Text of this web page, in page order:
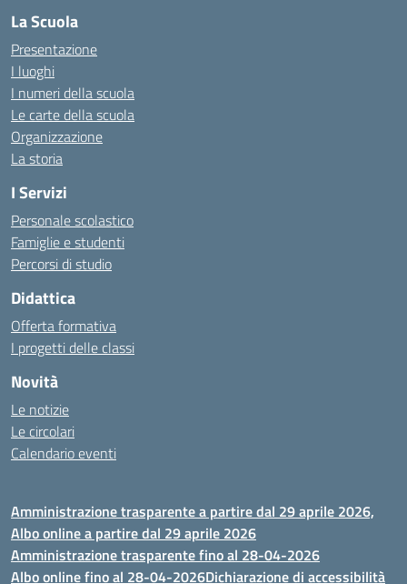
La Scuola
Presentazione
I luoghi
I numeri della scuola
Le carte della scuola
Organizzazione
La storia
I Servizi
Personale scolastico
Famiglie e studenti
Percorsi di studio
Didattica
Offerta formativa
I progetti delle classi
Novità
Le notizie
Le circolari
Calendario eventi
Amministrazione trasparente a partire dal 29 aprile 2026,
Albo online a partire dal 29 aprile 2026
Amministrazione trasparente fino al 28-04-2026
Albo online fino al 28-04-2026Dichiarazione di accessibilità